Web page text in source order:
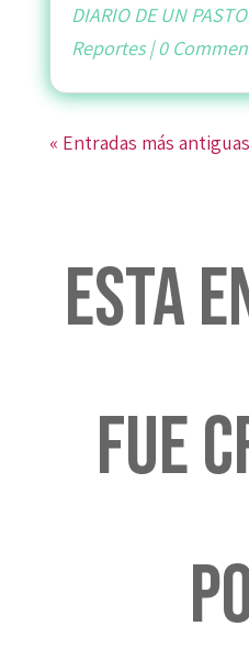
DIARIO DE UN
Reportes|0
« Entradas más antiguas
Esta
fue